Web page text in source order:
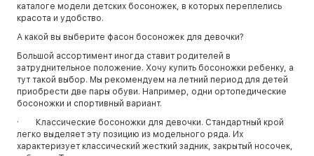
каталоге модели детских босоножек, в которых переплелись
красота и удобство.
А какой вы выберите фасон босоножек для девочки?
Большой ассортимент иногда ставит родителей в
затруднительное положение. Хочу купить босоножки ребенку, а
тут такой выбор. Мы рекомендуем на летний период для детей
приобрести две пары обуви. Например, одни ортопедические
босоножки и спортивный вариант.
· Классические босоножки для девочки. Стандартный крой
легко выделяет эту позицию из модельного ряда. Их
характеризует классический жесткий задник, закрытый носочек,